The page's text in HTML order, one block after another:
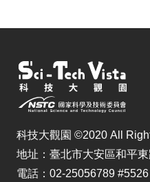
科技大觀園 ©2020 All
地址：臺北市大安區和平
電話：02-25056789 #5526